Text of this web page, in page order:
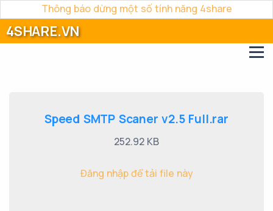
Thông báo dừng một số tính năng 4share
4SHARE.VN
Speed SMTP Scaner v2.5 Full.rar
252.92 KB
Đăng nhập để tải file này